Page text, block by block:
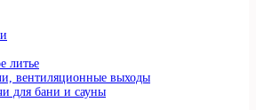
литье
вeнтиляционные выходы
для бани и сауны